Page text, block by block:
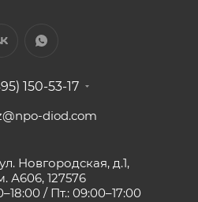
150-53-17
diod.com
Новгородская, д.1,
А606, 127576
/ Пт.: 09:00–17:00